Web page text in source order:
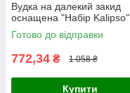
Вудка на далекий закид
оснащена "Набір Kalipso"
Готово до відправки
772,34 ₴ 1 058 ₴
Купити